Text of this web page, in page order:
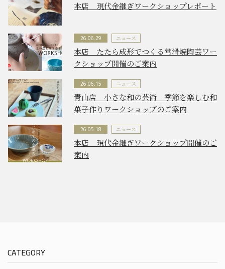
本店 現代金継ぎワークショップレポート
26.06.29 ニュース
本店 たたら成形でつくる常滑焼陶芸ワー
クショップ開催のご案内
26.06.15 ニュース
青山店 小さな和の芸術 季節を楽しむ和
菓子作りワークショップのご案内
26.05.18 ニュース
本店 現代金継ぎワークショップ開催のご
案内
CATEGORY